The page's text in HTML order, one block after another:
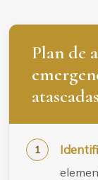
Plan de
atascadas